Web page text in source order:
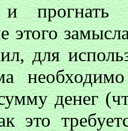
и
этого
для
денег
это